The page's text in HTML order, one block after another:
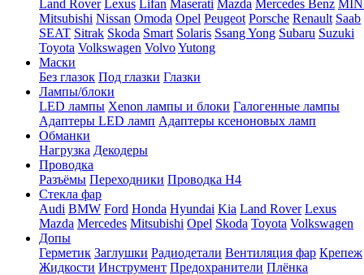
Land Rover Lexus Lifan Maserati Mazda Mercedes Benz
Mitsubishi Nissan Omoda Opel Peugeot Porsche Renault Saab
SEAT Sitrak Skoda Smart Solaris Ssang Yong Subaru Suzuki
Toyota Volkswagen VolvoYutong
Маски
Без глазок Под глазки Глазки
Лампы/блоки
LED лампы Xenon лампы и блоки Галогенные лампы
Адаптеры LED ламп Адаптеры ксеноновых ламп
Обманки
Нагрузка Декодеры
Проводка
Разъёмы Переходники Проводка H4
Стекла фар
Audi BMW Ford Honda Hyundai Kia Land Rover Lexus
Mazda Mercedes Mitsubishi Opel Skoda Toyota Volkswagen
Допы
Герметик Заглушки Радиодетали Вентиляция фар Крепеж
Жидкости Инструмент Предохранители Плёнка